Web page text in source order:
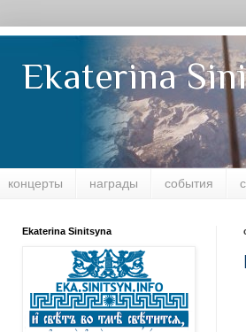
Ekaterina
концерты награды события
Ekaterina Sinitsyna